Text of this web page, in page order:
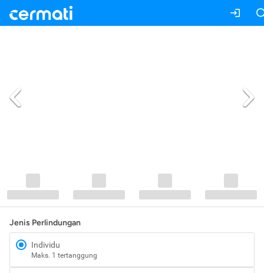
Jenis Perlindungan
Individu
Maks. 1 tertanggung